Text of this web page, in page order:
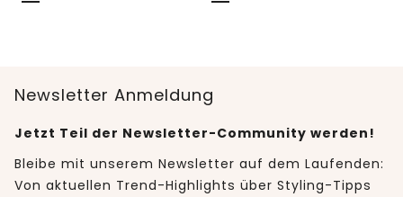
Newsletter Anmeldung
Jetzt Teil der Newsletter-Community werden!
Bleibe mit unserem Newsletter auf dem Laufenden:
Von aktuellen Trend-Highlights über Styling-Tipps